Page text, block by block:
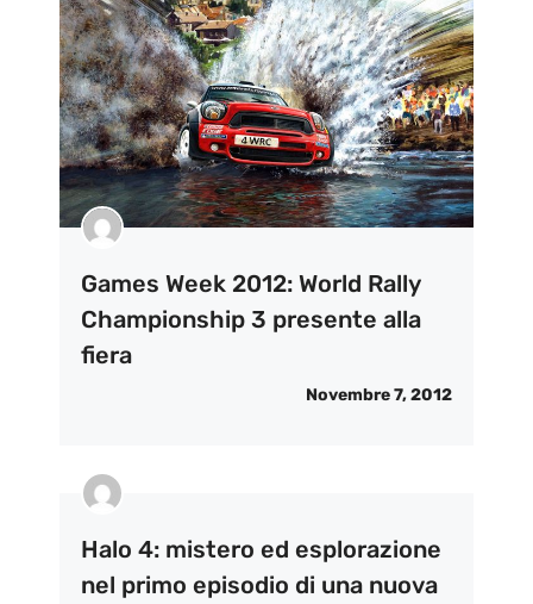
Games Week 2012: World Rally
Championship 3 presente alla
fiera
Novembre 7, 2012
Halo 4: mistero ed esplorazione
nel primo episodio di una nuova